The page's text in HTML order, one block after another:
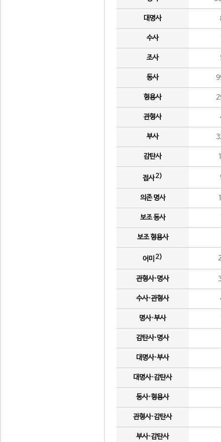
대명사
수사
조사
동사
형용사
관형사
부사
감탄사
접사2)
의존 명사
보조 동사
보조 형용사
어미 2)
관형사·명사
수사·관형사
명사·부사
감탄사·명사
대명사·부사
대명사·감탄사
동사·형용사
관형사·감탄사
부사·감탄사